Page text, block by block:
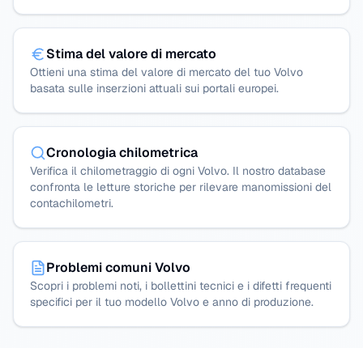
Stima del valore di mercato
Ottieni una stima del valore di mercato del tuo Volvo
basata sulle inserzioni attuali sui portali europei.
Cronologia chilometrica
Verifica il chilometraggio di ogni Volvo. Il nostro database
confronta le letture storiche per rilevare manomissioni del
contachilometri.
Problemi comuni Volvo
Scopri i problemi noti, i bollettini tecnici e i difetti frequenti
specifici per il tuo modello Volvo e anno di produzione.